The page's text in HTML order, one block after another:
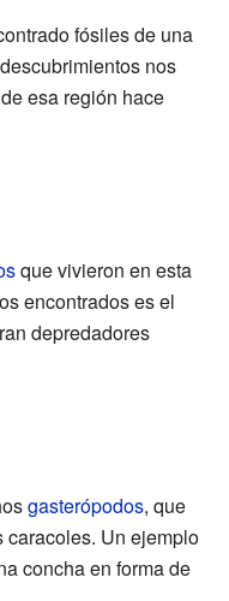
fósiles de una
nos
esa región hace
que vivieron en esta
encontrados es el
depredadores
gasterópodos, que
caracoles. Un ejemplo
concha en forma de